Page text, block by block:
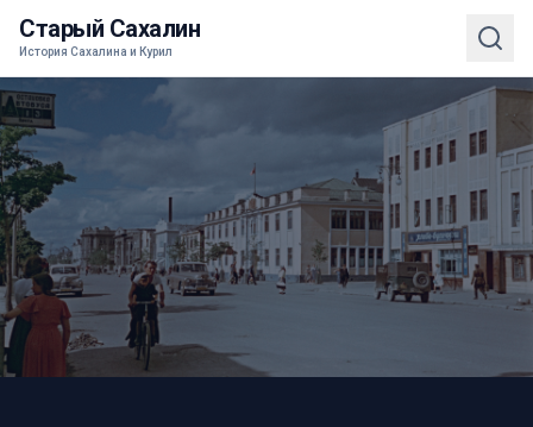
Старый Сахалин
История Сахалина и Курил